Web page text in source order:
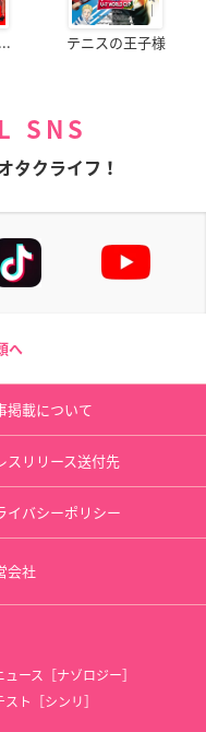
テニスの王子様
SNS
タクライフ！
へ
掲載について
スリリース送付先
イバシーポリシー
会社
ース［ナゾロジー］
ト［シンリ］